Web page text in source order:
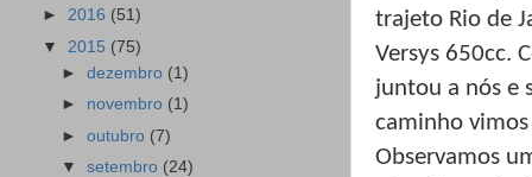
trajeto Rio de
Versys 650cc.
juntou a nós e
caminho
Observamos
► 2016 (51)
▼ 2015 (75)
►dezembro (1)
► novembro (1)
►outubro (7)
▼setembro (24)